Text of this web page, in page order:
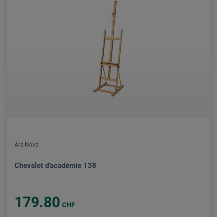
Ars Nova
Chevalet d'académie 138
179.80 CHF